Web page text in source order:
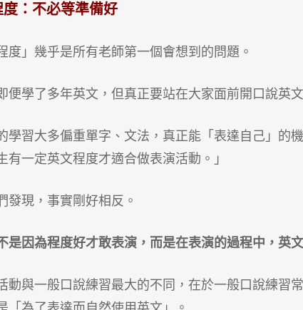
：不必等準備好
度」幾乎是所有老師第一個會想到的問題。
便學了多年英文，但真正要站在大家面前開口說英
學習大多偏重單字、文法，真正能「表達自己」的
有一定英文程度才適合做表演活動。」
發現，事實剛好相反。
是因為程度好才敢表演，而是在表演的過程中，英
動與一般口說練習最大的不同，在於一般口說練習